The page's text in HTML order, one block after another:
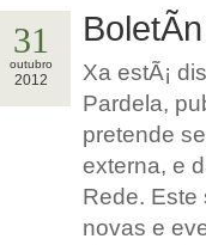
31
outubro
2012
Xa estÃ¡
Pardela,
pretende
externa, e
Rede. Este
novas e